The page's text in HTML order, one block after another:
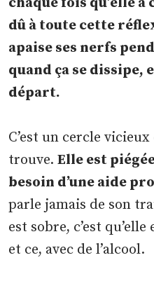
dû à toute cette
apaise ses nerfs
quand ça se dissipe,
départ.
C’est un cercle
trouve.Elle est
besoin d’une aide
parle jamais de son
est sobre, c’est
et ce, avec de l’alcool.